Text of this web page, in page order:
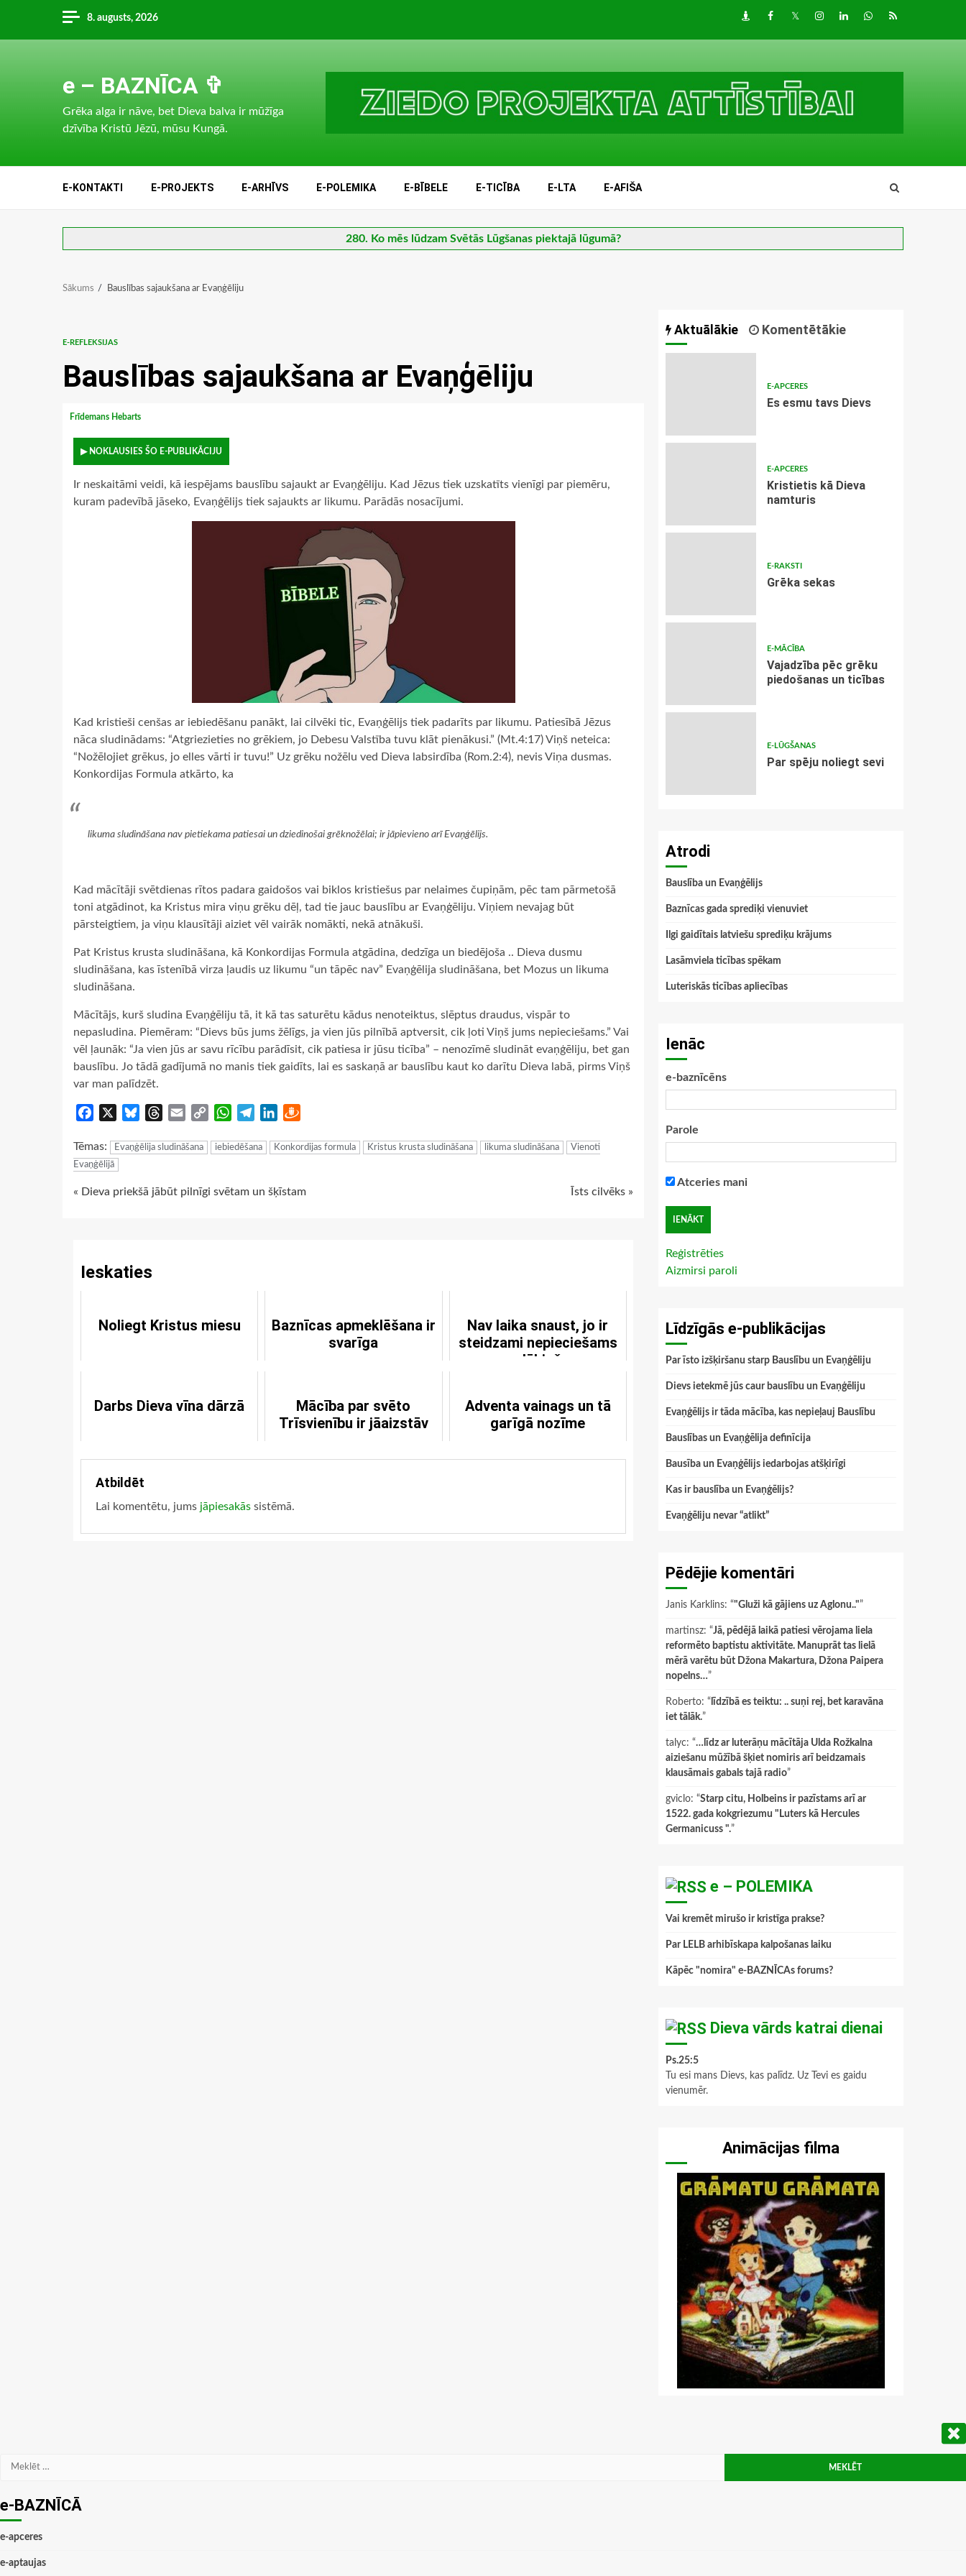
content
8. augusts, 2026 DraugiemFacebook
TwitterInstagram
LinkedInwhatsapp
RSS
e – BAZNĪCA ✞
Grēka alga ir nāve, bet Dieva balva ir mūžīga
dzīvība Kristū Jēzū, mūsu Kungā.
E-KONTAKTI E-PROJEKTS E-ARHĪVS E-POLEMIKA E-BĪBELE E-TICĪBA E-LTA E-AFIŠA
280. Ko mēs lūdzam Svētās Lūgšanas piektajā lūgumā?
Sākums Bauslības sajaukšana ar Evaņģēliju
E-REFLEKSIJAS
Bauslības sajaukšana ar Evaņģēliju
Frīdemans Hebarts
▶ NOKLAUSIES ŠO E-PUBLIKĀCIJU
Ir neskaitāmi veidi, kā iespējams bauslību sajaukt ar Evaņģēliju. Kad Jēzus tiek uzskatīts vienīgi par piemēru,
kuram padevībā jāseko, Evaņģēlijs tiek sajaukts ar likumu. Parādās nosacījumi.
Kad kristieši cenšas ar iebiedēšanu panākt, lai cilvēki tic, Evaņģēlijs tiek padarīts par likumu. Patiesībā Jēzus
nāca sludinādams: “Atgriezieties no grēkiem, jo Debesu Valstība tuvu klāt pienākusi.” (Mt.4:17) Viņš neteica:
“Nožēlojiet grēkus, jo elles vārti ir tuvu!” Uz grēku nožēlu ved Dieva labsirdība (Rom.2:4), nevis Viņa dusmas.
Konkordijas Formula atkārto, ka
likuma sludināšana nav pietiekama patiesai un dziedinošai grēknožēlai; ir jāpievieno arī Evaņģēlijs.
Kad mācītāji svētdienas rītos padara gaidošos vai biklos kristiešus par nelaimes čupiņām, pēc tam pārmetošā
toni atgādinot, ka Kristus mira viņu grēku dēļ, tad tie jauc bauslību ar Evaņģēliju. Viņiem nevajag būt
pārsteigtiem, ja viņu klausītāji aiziet vēl vairāk nomākti, nekā atnākuši.
Pat Kristus krusta sludināšana, kā Konkordijas Formula atgādina, dedzīga un biedējoša .. Dieva dusmu
sludināšana, kas īstenībā virza ļaudis uz likumu “un tāpēc nav” Evaņģēlija sludināšana, bet Mozus un likuma
sludināšana.
Mācītājs, kurš sludina Evaņģēliju tā, it kā tas saturētu kādus nenoteiktus, slēptus draudus, vispār to
nepasludina. Piemēram: “Dievs būs jums žēlīgs, ja vien jūs pilnībā aptversit, cik ļoti Viņš jums nepieciešams.” Vai
vēl ļaunāk: “Ja vien jūs ar savu rīcību parādīsit, cik patiesa ir jūsu ticība” – nenozīmē sludināt evaņģēliju, bet gan
bauslību. Jo tādā gadījumā no manis tiek gaidīts, lai es saskaņā ar bauslību kaut ko darītu Dieva labā, pirms Viņš
var man palīdzēt.
Facebook BlueskyThreads
Email
Copy
WhatsApp
TelegramLinkedIn
Tēmas: Evaņģēlija sludināšana iebiedēšana Konkordijas formula Kristus krusta sludināšana likuma sludināšana
Vienoti
Evaņģēlijā
Continue
« Dieva priekšā jābūt pilnīgi svētam un šķīstam Īsts cilvēks »
Ieskaties
Noliegt Kristus miesu
Baznīcas apmeklēšana ir
svarīga
Nav laika snaust, jo ir
steidzami nepieciešams
glābiņš
Darbs Dieva vīna dārzā
Mācība par svēto
Trīsvienību ir jāaizstāv
Adventa vainags un tā
garīgā nozīme
Atbildēt
Lai komentētu, jums jāpiesakās sistēmā.
Aktuālākie Komentētākie
E-APCERES
Es esmu tavs Dievs
E-APCERES
Kristietis kā Dieva
namturis
E-RAKSTI
Grēka sekas
E-MĀCĪBA
Vajadzība pēc grēku
piedošanas un ticības
E-LŪGŠANAS
Par spēju noliegt sevi
Atrodi
Bauslība un Evaņģēlijs
Baznīcas gada sprediķi vienuviet
Ilgi gaidītais latviešu sprediķu krājums
Lasāmviela ticības spēkam
Luteriskās ticības apliecības
Ienāc
e-baznīcēns
Parole
Atceries mani
Reģistrēties
Aizmirsi paroli
Līdzīgās e-publikācijas
Par īsto izšķiršanu starp Bauslību un Evaņģēliju
Dievs ietekmē jūs caur bauslību un Evaņģēliju
Evaņģēlijs ir tāda mācība, kas nepieļauj Bauslību
Bauslības un Evaņģēlija definīcija
Bausība un Evaņģēlijs iedarbojas atšķirīgi
Kas ir bauslība un Evaņģēlijs?
Evaņģēliju nevar “atlikt”
Pēdējie komentāri
Janis Karklins: “"Gluži kā gājiens uz Aglonu.."”
martinsz: “Jā, pēdējā laikā patiesi vērojama liela
reformēto baptistu aktivitāte. Manuprāt tas lielā
mērā varētu būt Džona Makartura, Džona Paipera
nopelns…”
Roberto: “ līdzībā es teiktu: .. suņi rej, bet karavāna
iet tālāk.”
talyc: “…līdz ar luterāņu mācītāja Ulda Rožkalna
aiziešanu mūžībā šķiet nomiris arī beidzamais
klausāmais gabals tajā radio”
gviclo: “Starp citu, Holbeins ir pazīstams arī ar
1522. gada kokgriezumu "Luters kā Hercules
Germanicuss ".”
e – POLEMIKA
Vai kremēt mirušo ir kristīga prakse?
Par LELB arhibīskapa kalpošanas laiku
Kāpēc "nomira" e-BAZNĪCAs forums?
Dieva vārds katrai dienai
Ps.25:5
Tu esi mans Dievs, kas palīdz. Uz Tevi es gaidu
vienumēr.
Animācijas filma
Meklēt:
e-BAZNĪCĀ
e-apceres
e-aptaujas